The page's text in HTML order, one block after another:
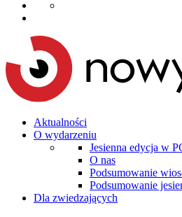
Aktualności
O wydarzeniu
Jesienna edycja w
O nas
Podsumowanie
Podsumowanie
Dla zwiedzających